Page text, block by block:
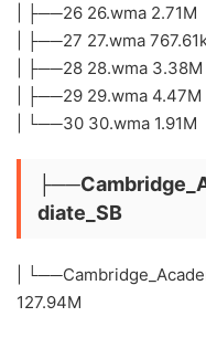
| ├──26 26.wma 2.71M
| ├──27 27.wma
| ├──28 28.wma 3.38M
| ├──29 29.wma 4.47M
| └──30 30.wma 1.91M
diate_SB
|
127.94M